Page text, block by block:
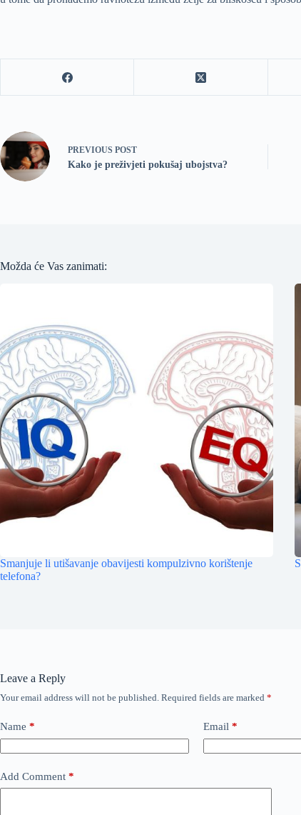
PREVIOUS POST
Kako je preživjeti pokušaj ubojstva?
Možda će Vas zanimati:
Smanjuje li utišavanje obavijesti kompulzivno korištenje
telefona?
Leave a Reply
Your email address will not be published. Required fields are marked *
Name * Email *
Add Comment *